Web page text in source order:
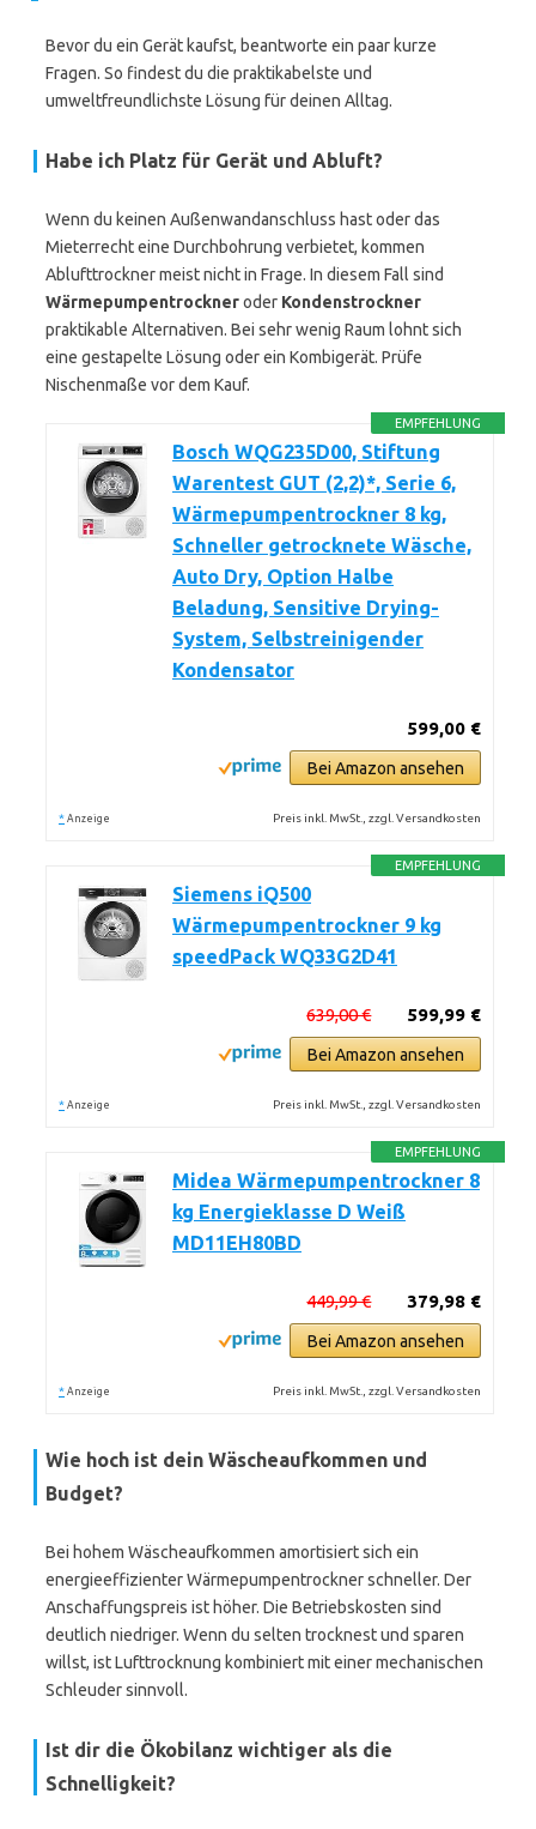
Bevor du ein Gerät kaufst, beantworte ein paar kurze
Fragen. So findest du die praktikabelste und
umweltfreundlichste Lösung für deinen Alltag.
Habe ich Platz für Gerät und Abluft?
Wenn du keinen Außenwandanschluss hast oder das
Mieterrecht eine Durchbohrung verbietet, kommen
Ablufttrockner meist nicht in Frage. In diesem Fall sind
Wärmepumpentrockneroder Kondenstrockner
praktikable Alternativen. Bei sehr wenig Raum lohnt sich
eine gestapelte Lösung oder ein Kombigerät. Prüfe
Nischenmaße vor dem Kauf.
EMPFEHLUNG
Bosch WQG235D00, Stiftung
Warentest GUT (2,2)*, Serie 6,
Wärmepumpentrockner 8 kg,
Schneller getrocknete Wäsche,
Auto Dry, Option Halbe
Beladung, Sensitive Drying-
System, Selbstreinigender
Kondensator
599,00 €
Bei Amazon ansehen
* Anzeige Preis inkl. MwSt., zzgl. Versandkosten
EMPFEHLUNG
Siemens iQ500
Wärmepumpentrockner 9 kg
speedPack WQ33G2D41
599,99 €
639,00 €
Bei Amazon ansehen
* Anzeige Preis inkl. MwSt., zzgl. Versandkosten
EMPFEHLUNG
Midea Wärmepumpentrockner 8
kg Energieklasse D Weiß
MD11EH80BD
379,98 €
449,99 €
Bei Amazon ansehen
* Anzeige Preis inkl. MwSt., zzgl. Versandkosten
Wie hoch ist dein Wäscheaufkommen und
Budget?
Bei hohem Wäscheaufkommen amortisiert sich ein
energieeffizienter Wärmepumpentrockner schneller. Der
Anschaffungspreis ist höher. Die Betriebskosten sind
deutlich niedriger. Wenn du selten trocknest und sparen
willst, ist Lufttrocknung kombiniert mit einer mechanischen
Schleuder sinnvoll.
Ist dir die Ökobilanz wichtiger als die
Schnelligkeit?